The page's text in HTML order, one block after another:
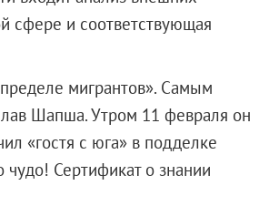
сфере и соответствующая
мигрантов». Самым
Шапша. Утром 11 февраля он
«гостя с юга» в подделке
Сертификат о знании